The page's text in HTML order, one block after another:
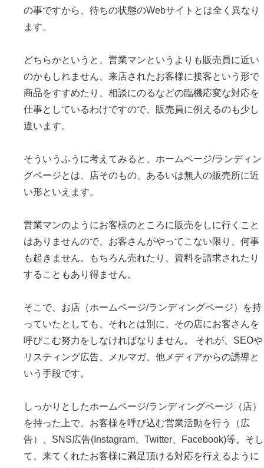
の事ですから、待ちの状態のWebサイトとは全く異なり
ます。
どちらかというと、営業マンというよりも販売員に近い
のかもしれません、来店されたお客様に接客という形で
商品をすすめたり、相談にのるなどの臨機応変な対応を
仕事としているわけですので、販売員に例えるのも少し
違います。
そういうふうに考えてみると、ホームページ/ランディン
グページとは、店そのもの、あるいは無人の販売所に近
い形といえます。
営業マンのようにお客様のところに販売をしに行くこと
はありませんので、お客さんがやってこない限り、何事
も起きません。もちろん売れたり、資料を請求されたり
することもあり得ません。
そこで、お店（ホームページ/ランディングページ）を持
っていたとしても、それとは別に、その店にお客さんを
呼びこむ努力をしなければなりません。 それが、SEOや
リスティング広告、メルマガ、他メディアからの誘導と
いう手段です。
しっかりとしたホームページ/ランディングページ（店）
を持った上で、お客様を呼び込む営業活動を行う（広
告）、SNS広告(Instagram、Twitter、Facebook)等。そし
て、来てくれたお客様に満足頂ける対応を行えるように